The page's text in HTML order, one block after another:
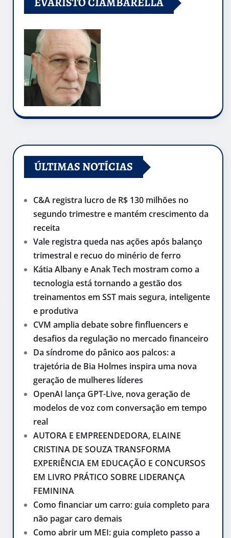
ÚLTIMAS NOTÍCIAS
C&A registra lucro de R$ 130 milhões no
segundo trimestre e mantém crescimento da
receita
Vale registra queda nas ações após balanço
trimestral e recuo do minério de ferro
Kátia Albany e Anak Tech mostram como a
tecnologia está tornando a gestão dos
treinamentos em SST mais segura, inteligente
e produtiva
CVM amplia debate sobre finfluencers e
desafios da regulação no mercado financeiro
Da síndrome do pânico aos palcos: a
trajetória de Bia Holmes inspira uma nova
geração de mulheres líderes
OpenAI lança GPT-Live, nova geração de
modelos de voz com conversação em tempo
real
AUTORA E EMPREENDEDORA, ELAINE
CRISTINA DE SOUZA TRANSFORMA
EXPERIÊNCIA EM EDUCAÇÃO E CONCURSOS
EM LIVRO PRÁTICO SOBRE LIDERANÇA
FEMININA
Como financiar um carro: guia completo para
não pagar caro demais
Como abrir um MEI: guia completo passo a